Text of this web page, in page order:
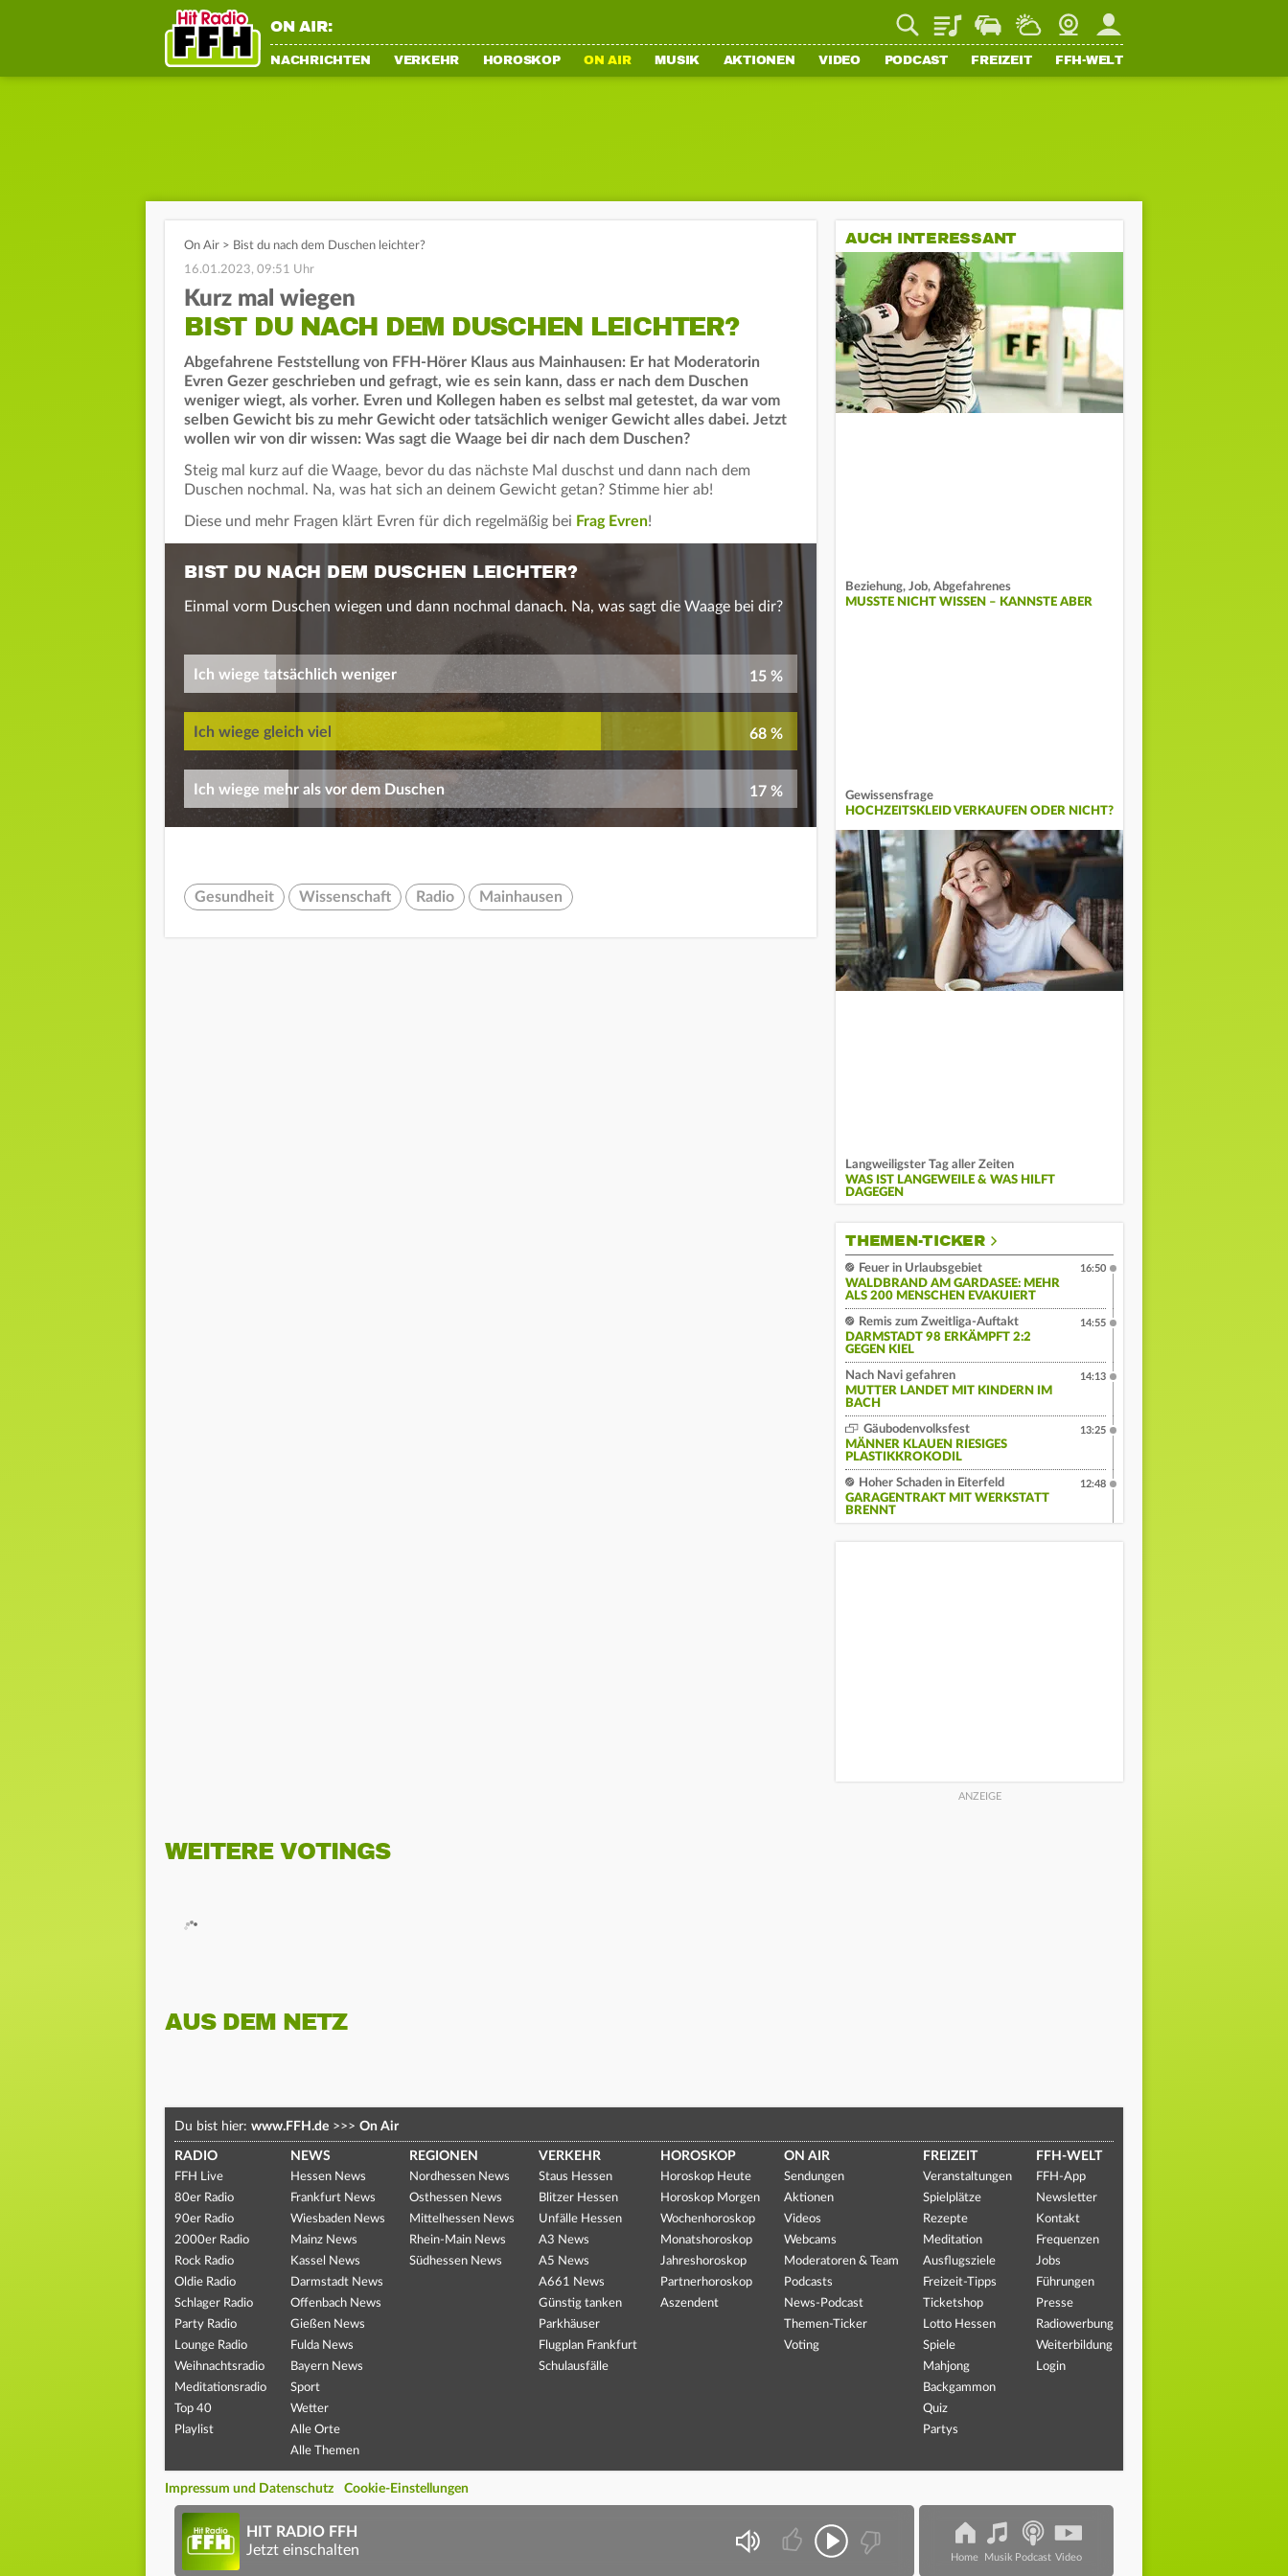
ON AIR: PlaylistStaupilotWetterWebcamMein FFH
NACHRICHTEN VERKEHR HOROSKOP ON AIR MUSIK AKTIONEN VIDEO PODCAST FREIZEIT FFH-WELT
On Air > Bist du nach dem Duschen leichter?
16.01.2023, 09:51 Uhr
Kurz mal wiegen
BIST DU NACH DEM DUSCHEN LEICHTER?
Abgefahrene Feststellung von FFH-Hörer Klaus aus Mainhausen: Er hat Moderatorin
Evren Gezer geschrieben und gefragt, wie es sein kann, dass er nach dem Duschen
weniger wiegt, als vorher. Evren und Kollegen haben es selbst mal getestet, da war vom
selben Gewicht bis zu mehr Gewicht oder tatsächlich weniger Gewicht alles dabei. Jetzt
wollen wir von dir wissen: Was sagt die Waage bei dir nach dem Duschen?
Steig mal kurz auf die Waage, bevor du das nächste Mal duschst und dann nach dem
Duschen nochmal. Na, was hat sich an deinem Gewicht getan? Stimme hier ab!
Diese und mehr Fragen klärt Evren für dich regelmäßig bei Frag Evren!
BIST DU NACH DEM DUSCHEN LEICHTER?
Einmal vorm Duschen wiegen und dann nochmal danach. Na, was sagt die Waage bei dir?
Ich wiege tatsächlich weniger 15 %
Ich wiege gleich viel 68 %
Ich wiege mehr als vor dem Duschen 17 %
Gesundheit Wissenschaft Radio Mainhausen
AUCH INTERESSANT
Beziehung, Job, Abgefahrenes
MUSSTE NICHT WISSEN – KANNSTE ABER
Gewissensfrage
HOCHZEITSKLEID VERKAUFEN ODER NICHT?
Langweiligster Tag aller Zeiten
WAS IST LANGEWEILE & WAS HILFT
DAGEGEN
THEMEN-TICKER
Feuer in Urlaubsgebiet
WALDBRAND AM GARDASEE: MEHR
ALS 200 MENSCHEN EVAKUIERT
16:50
Remis zum Zweitliga-Auftakt
DARMSTADT 98 ERKÄMPFT 2:2
GEGEN KIEL
14:55
Nach Navi gefahren
MUTTER LANDET MIT KINDERN IM
BACH
14:13
Gäubodenvolksfest
MÄNNER KLAUEN RIESIGES
PLASTIKKROKODIL
13:25
Hoher Schaden in Eiterfeld
GARAGENTRAKT MIT WERKSTATT
BRENNT
12:48
WEITERE VOTINGS
AUS DEM NETZ
Du bist hier: www.FFH.de >>> On Air
RADIO
FFH Live
80er Radio
90er Radio
2000er Radio
Rock Radio
Oldie Radio
Schlager Radio
Party Radio
Lounge Radio
Weihnachtsradio
Meditationsradio
Top 40
Playlist
NEWS
Hessen News
Frankfurt News
Wiesbaden News
Mainz News
Kassel News
Darmstadt News
Offenbach News
Gießen News
Fulda News
Bayern News
Sport
Wetter
Alle Orte
Alle Themen
REGIONEN
Nordhessen News
Osthessen News
Mittelhessen News
Rhein-Main News
Südhessen News
VERKEHR
Staus Hessen
Blitzer Hessen
Unfälle Hessen
A3 News
A5 News
A661 News
Günstig tanken
Parkhäuser
Flugplan Frankfurt
Schulausfälle
HOROSKOP
Horoskop Heute
Horoskop Morgen
Wochenhoroskop
Monatshoroskop
Jahreshoroskop
Partnerhoroskop
Aszendent
ON AIR
Sendungen
Aktionen
Videos
Webcams
Moderatoren & Team
Podcasts
News-Podcast
Themen-Ticker
Voting
FREIZEIT
Veranstaltungen
Spielplätze
Rezepte
Meditation
Ausflugsziele
Freizeit-Tipps
Ticketshop
Lotto Hessen
Spiele
Mahjong
Backgammon
Quiz
Partys
FFH-WELT
FFH-App
Newsletter
Kontakt
Frequenzen
Jobs
Führungen
Presse
Radiowerbung
Weiterbildung
Login
Impressum und Datenschutz Cookie-Einstellungen
HIT RADIO FFH
Jetzt einschalten
Home Musik Podcast Video